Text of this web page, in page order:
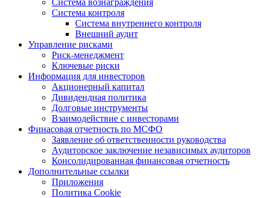
Система вознаграждения
Система контроля
Система внутреннего контроля
Внешний аудит
Управление рисками
Риск-менеджмент
Ключевые риски
Информация для инвесторов
Акционерный капитал
Дивидендная политика
Долговые инструменты
Взаимодействие с инвеcторами
Финасовая отчетность по МСФО
Заявление об ответственности руководства
Аудиторское заключение независимых аудиторов
Консолидированная финансовая отчетность
Дополнительные ссылки
Приложения
Политика Cookie